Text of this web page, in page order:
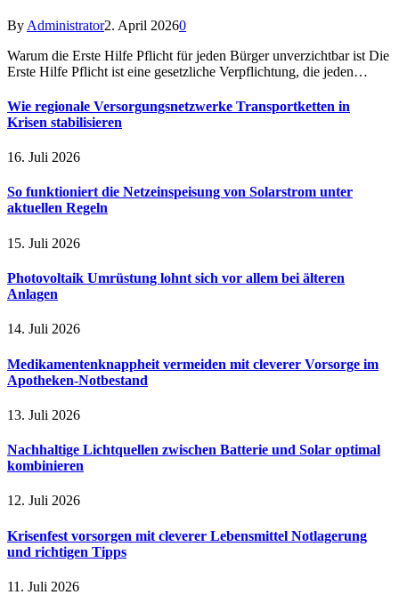
By Administrator2. April 20260
Warum die Erste Hilfe Pflicht für jeden Bürger unverzichtbar ist Die
Erste Hilfe Pflicht ist eine gesetzliche Verpflichtung, die jeden…
Wie regionale Versorgungsnetzwerke Transportketten in
Krisen stabilisieren
16. Juli 2026
So funktioniert die Netzeinspeisung von Solarstrom unter
aktuellen Regeln
15. Juli 2026
Photovoltaik Umrüstung lohnt sich vor allem bei älteren
Anlagen
14. Juli 2026
Medikamentenknappheit vermeiden mit cleverer Vorsorge im
Apotheken-Notbestand
13. Juli 2026
Nachhaltige Lichtquellen zwischen Batterie und Solar optimal
kombinieren
12. Juli 2026
Krisenfest vorsorgen mit cleverer Lebensmittel Notlagerung
und richtigen Tipps
11. Juli 2026